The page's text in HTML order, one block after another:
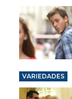
VARIEDADES